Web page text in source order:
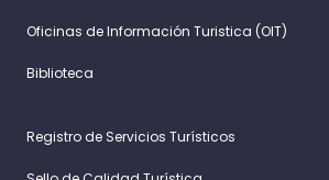
Oficinas de Información Turistica (OIT)
Biblioteca
Registro de Servicios Turísticos